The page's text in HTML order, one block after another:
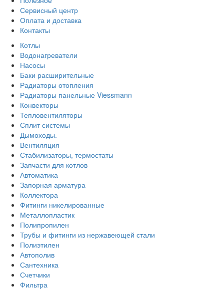
Сервисный центр
Оплата и доставка
Контакты
Котлы
Водонагреватели
Насосы
Баки расширительные
Радиаторы отопления
Радиаторы панельные Viessmann
Конвекторы
Тепловентиляторы
Сплит системы
Дымоходы.
Вентиляция
Стабилизаторы, термостаты
Запчасти для котлов
Автоматика
Запорная арматура
Коллектора
Фитинги никелированные
Металлопластик
Полипропилен
Трубы и фитинги из нержавеющей стали
Полиэтилен
Автополив
Сантехника
Счетчики
Фильтра